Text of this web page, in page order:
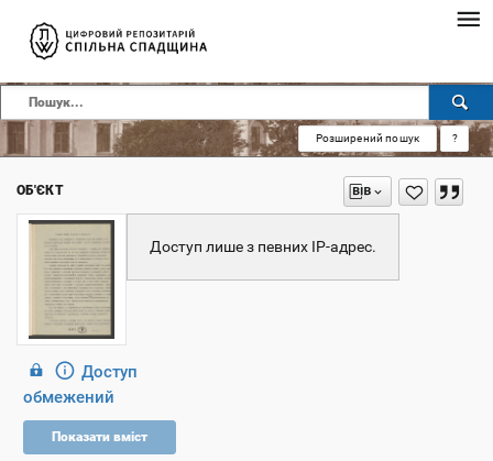
Розширений пошук ?
ОБ'ЄКТ
Доступ
обмежений
Показати вміст
Доступ лише з певних IP‑адрес.